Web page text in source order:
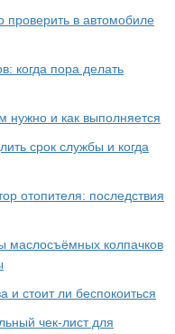
проверить в автомобиле
когда пора делать
нужно и как выполняется
срок службы и когда
отопителя: последствия
маслосъёмных колпачков
и стоит ли беспокоиться
чек-лист для